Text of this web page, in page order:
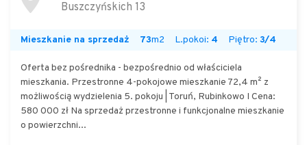
Buszczyńskich 13
Mieszkanie na sprzedaż 73m2 L.pokoi: 4 Piętro: 3/4
Oferta bez pośrednika - bezpośrednio od właściciela
mieszkania. Przestronne 4-pokojowe mieszkanie 72,4 m² z
możliwością wydzielenia 5. pokoju | Toruń, Rubinkowo I Cena:
580 000 zł Na sprzedaż przestronne i funkcjonalne mieszkanie
o powierzchni...